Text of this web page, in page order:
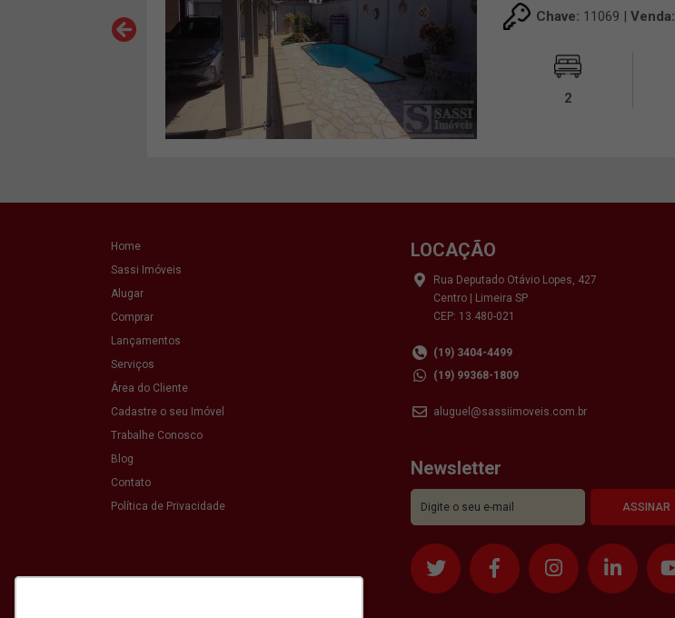
Chave: 11069 |Venda:
2
Home
Sassi Imóveis
Alugar
Comprar
Lançamentos
Serviços
Área do Cliente
Cadastre o seu Imóvel
Trabalhe Conosco
Blog
Contato
Política de Privacidade
LOCAÇÃO
Rua Deputado Otávio Lopes, 427
Centro | Limeira SP
CEP: 13.480-021
(19) 3404-4499
(19) 99368-1809
aluguel@sassiimoveis.com.br
Newsletter